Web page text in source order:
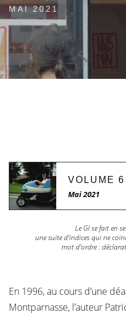
MAI 2021
VOLUME
Mai 2021
Le GI se fait en
une suite d’indices qui ne
mot d’ordre :
En 1996, au cours d’une
Montparnasse, l’auteur